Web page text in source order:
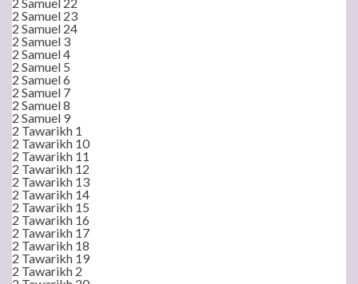
2 Samuel 23
2 Samuel 24
2 Samuel 3
2 Samuel 4
2 Samuel 5
2 Samuel 6
2 Samuel 7
2 Samuel 8
2 Samuel 9
2 Tawarikh 1
2 Tawarikh 10
2 Tawarikh 11
2 Tawarikh 12
2 Tawarikh 13
2 Tawarikh 14
2 Tawarikh 15
2 Tawarikh 16
2 Tawarikh 17
2 Tawarikh 18
2 Tawarikh 19
2 Tawarikh 2